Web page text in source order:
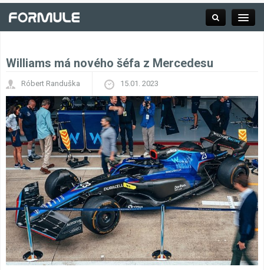
Závodní série
Kalendář F1
Výsledky F1
Týmy a jezdci F1
Okruhy F1
Williams má nového šéfa z Mercedesu
Róbert Randuška 15.01. 2023